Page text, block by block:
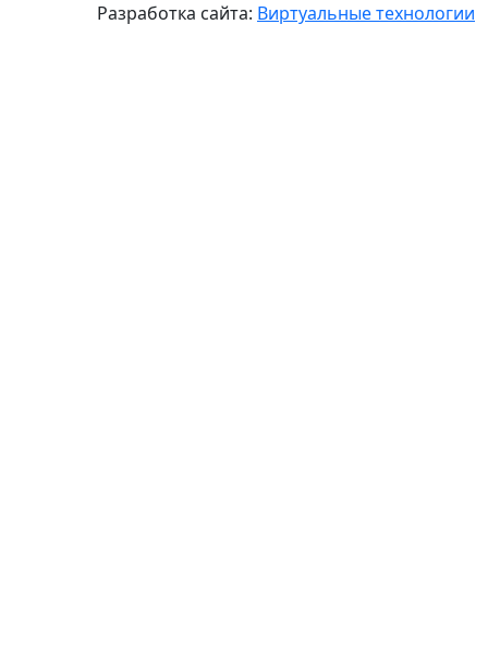
Разработка сайта: Виртуальные технологии